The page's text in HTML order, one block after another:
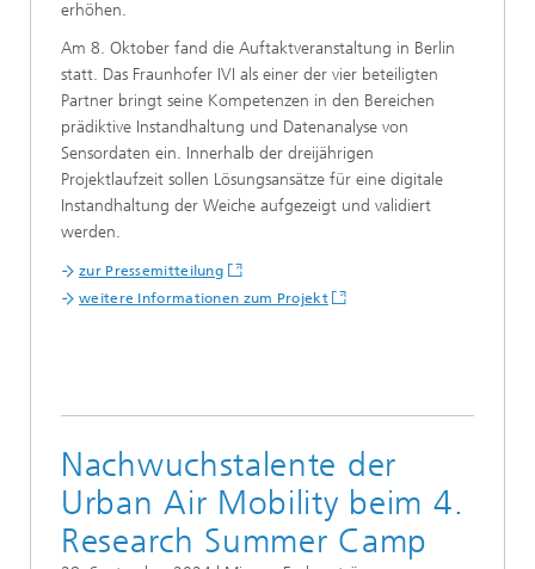
erhöhen.
Am 8. Oktober fand die Auftaktveranstaltung in Berlin
statt. Das Fraunhofer IVI als einer der vier beteiligten
Partner bringt seine Kompetenzen in den Bereichen
prädiktive Instandhaltung und Datenanalyse von
Sensordaten ein. Innerhalb der dreijährigen
Projektlaufzeit sollen Lösungsansätze für eine digitale
Instandhaltung der Weiche aufgezeigt und validiert
werden.
zur Pressemitteilung
weitere Informationen zum Projekt
Nachwuchstalente der
Urban Air Mobility beim 4.
Research Summer Camp